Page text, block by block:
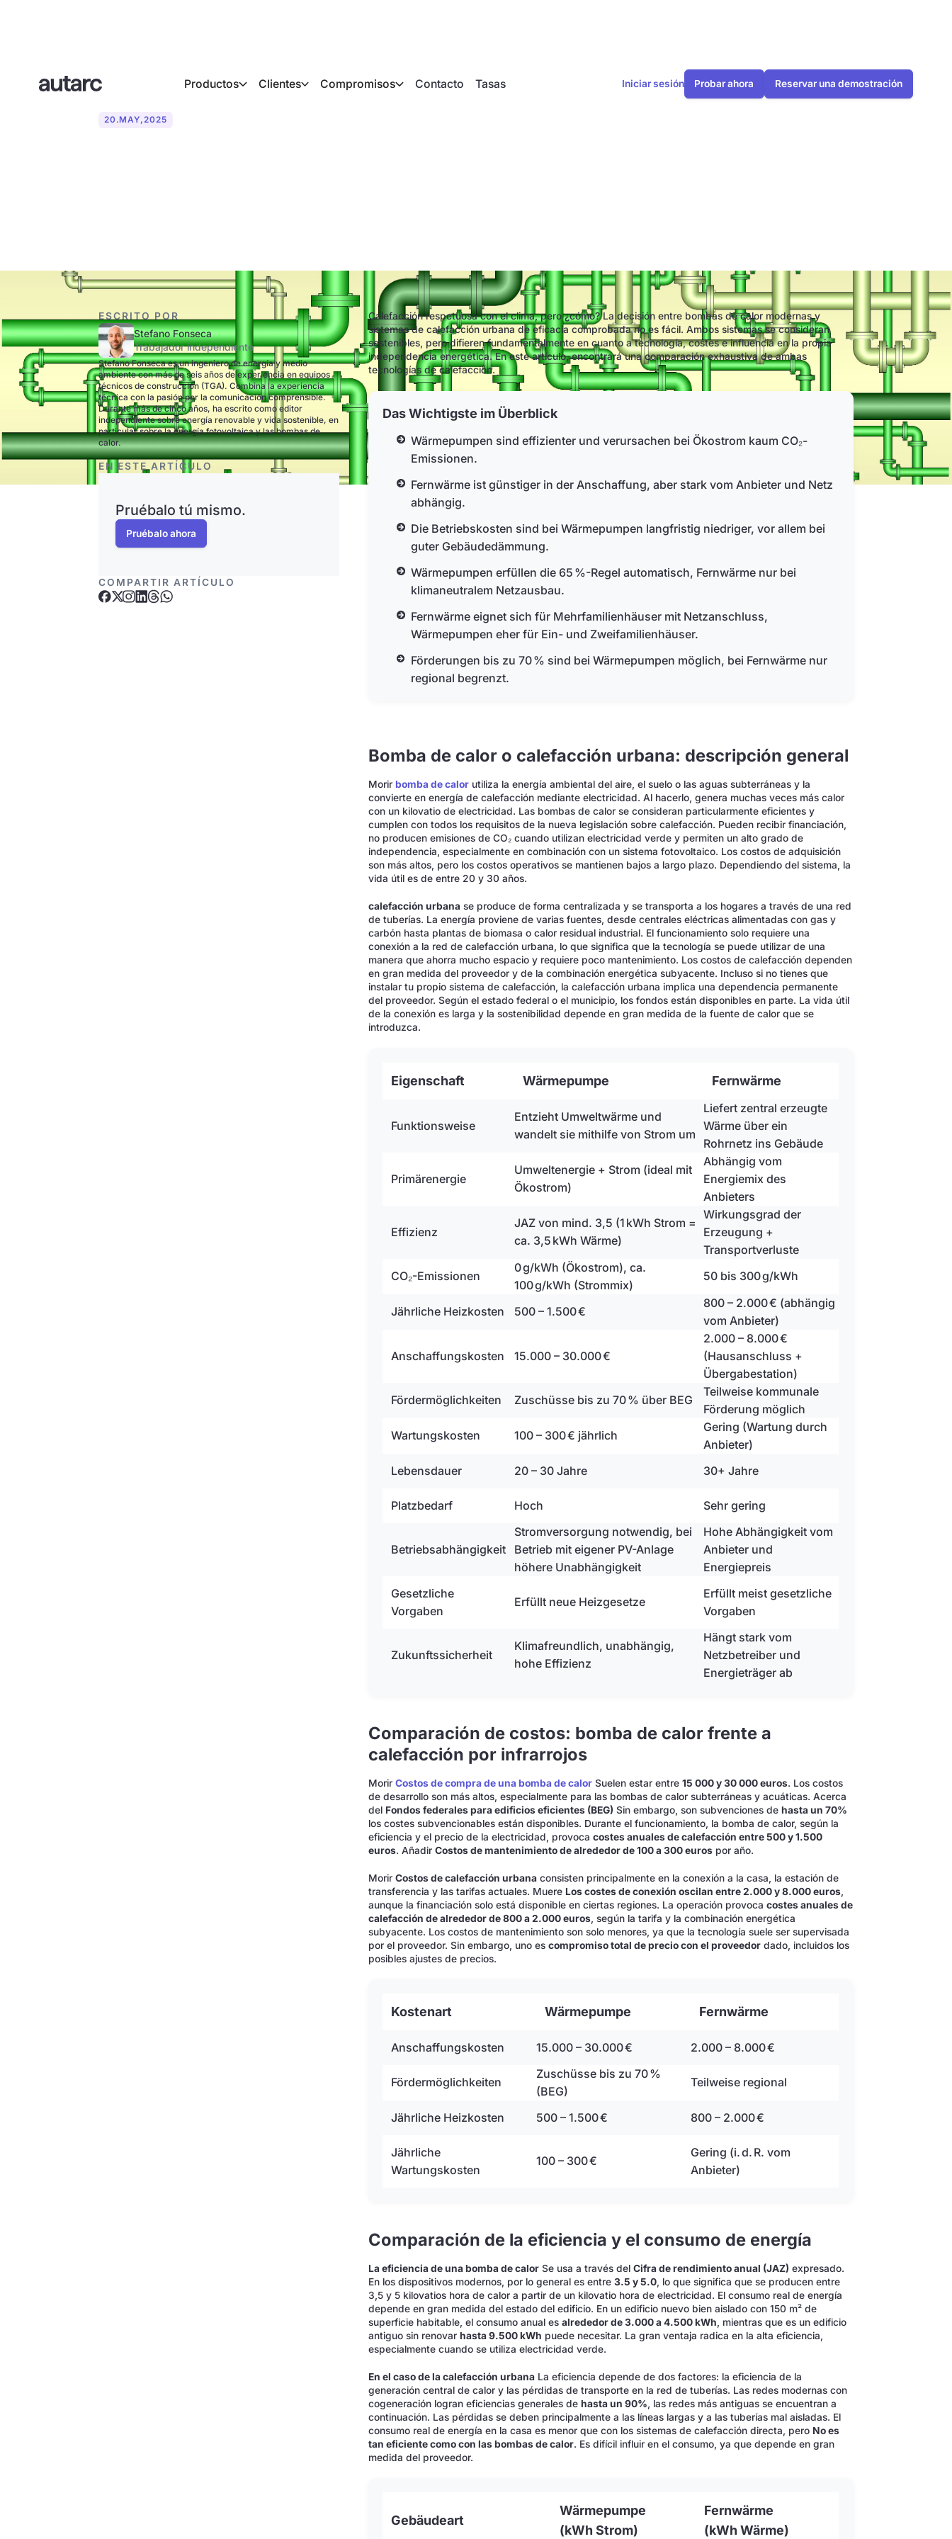
Productos Clientes Compromisos Contacto Tasas Iniciar sesión Probar ahora Reservar una demostración
20.MAY,2025
ESCRITO POR
Stefano Fonseca
Trabajador independiente
Stefano Fonseca es un ingeniero de energía y medio
ambiente con más de seis años de experiencia en equipos
técnicos de construcción (TGA). Combina la experiencia
técnica con la pasión por la comunicación comprensible.
Durante más de cinco años, ha escrito como editor
independiente sobre energía renovable y vida sostenible, en
particular sobre la energía fotovoltaica y las bombas de
calor.
EN ESTE ARTÍCULO
Pruébalo tú mismo.
Pruébalo ahora
COMPARTIR ARTÍCULO
Calefacción respetuosa con el clima, pero ¿cómo? La decisión entre bombas de calor modernas y
sistemas de calefacción urbana de eficacia comprobada no es fácil. Ambos sistemas se consideran
sostenibles, pero difieren fundamentalmente en cuanto a tecnología, costes e influencia en la propia
independencia energética. En este artículo, encontrará una comparación exhaustiva de ambas
tecnologías de calefacción.
Das Wichtigste im Überblick
Wärmepumpen sind effizienter und verursachen bei Ökostrom kaum CO₂-
Emissionen.
Fernwärme ist günstiger in der Anschaffung, aber stark vom Anbieter und Netz
abhängig.
Die Betriebskosten sind bei Wärmepumpen langfristig niedriger, vor allem bei
guter Gebäudedämmung.
Wärmepumpen erfüllen die 65 %-Regel automatisch, Fernwärme nur bei
klimaneutralem Netzausbau.
Fernwärme eignet sich für Mehrfamilienhäuser mit Netzanschluss,
Wärmepumpen eher für Ein- und Zweifamilienhäuser.
Förderungen bis zu 70 % sind bei Wärmepumpen möglich, bei Fernwärme nur
regional begrenzt.
Bomba de calor o calefacción urbana: descripción general
Morir bomba de calor utiliza la energía ambiental del aire, el suelo o las aguas subterráneas y la
convierte en energía de calefacción mediante electricidad. Al hacerlo, genera muchas veces más calor
con un kilovatio de electricidad. Las bombas de calor se consideran particularmente eficientes y
cumplen con todos los requisitos de la nueva legislación sobre calefacción. Pueden recibir financiación,
no producen emisiones de CO₂ cuando utilizan electricidad verde y permiten un alto grado de
independencia, especialmente en combinación con un sistema fotovoltaico. Los costos de adquisición
son más altos, pero los costos operativos se mantienen bajos a largo plazo. Dependiendo del sistema, la
vida útil es de entre 20 y 30 años.
calefacción urbana se produce de forma centralizada y se transporta a los hogares a través de una red
de tuberías. La energía proviene de varias fuentes, desde centrales eléctricas alimentadas con gas y
carbón hasta plantas de biomasa o calor residual industrial. El funcionamiento solo requiere una
conexión a la red de calefacción urbana, lo que significa que la tecnología se puede utilizar de una
manera que ahorra mucho espacio y requiere poco mantenimiento. Los costos de calefacción dependen
en gran medida del proveedor y de la combinación energética subyacente. Incluso si no tienes que
instalar tu propio sistema de calefacción, la calefacción urbana implica una dependencia permanente
del proveedor. Según el estado federal o el municipio, los fondos están disponibles en parte. La vida útil
de la conexión es larga y la sostenibilidad depende en gran medida de la fuente de calor que se
introduzca.
Eigenschaft Wärmepumpe Fernwärme
Funktionsweise
Entzieht Umweltwärme und
wandelt sie mithilfe von Strom um
Liefert zentral erzeugte
Wärme über ein
Rohrnetz ins Gebäude
Primärenergie
Umweltenergie + Strom (ideal mit
Ökostrom)
Abhängig vom
Energiemix des
Anbieters
Effizienz
JAZ von mind. 3,5 (1 kWh Strom =
ca. 3,5 kWh Wärme)
Wirkungsgrad der
Erzeugung +
Transportverluste
CO₂-Emissionen
0 g/kWh (Ökostrom), ca.
100 g/kWh (Strommix)
50 bis 300 g/kWh
Jährliche Heizkosten 500 – 1.500 €
800 – 2.000 € (abhängig
vom Anbieter)
Anschaffungskosten 15.000 – 30.000 €
2.000 – 8.000 €
(Hausanschluss +
Übergabestation)
Fördermöglichkeiten
Zuschüsse bis zu 70 % über BEG
Teilweise kommunale
Förderung möglich
Wartungskosten
100 – 300 € jährlich
Gering (Wartung durch
Anbieter)
Lebensdauer
20 – 30 Jahre 30+ Jahre
Platzbedarf Hoch Sehr gering
Betriebsabhängigkeit
Stromversorgung notwendig, bei
Betrieb mit eigener PV-Anlage
höhere Unabhängigkeit
Hohe Abhängigkeit vom
Anbieter und
Energiepreis
Gesetzliche
Vorgaben
Erfüllt neue Heizgesetze
Erfüllt meist gesetzliche
Vorgaben
Zukunftssicherheit
Klimafreundlich, unabhängig,
hohe Effizienz
Hängt stark vom
Netzbetreiber und
Energieträger ab
Comparación de costos: bomba de calor frente a
calefacción por infrarrojos
MorirCostos de compra de una bomba de calor Suelen estar entre15 000 y 30 000 euros. Los costos
de desarrollo son más altos, especialmente para las bombas de calor subterráneas y acuáticas. Acerca
del Fondos federales para edificios eficientes (BEG) Sin embargo, son subvenciones dehasta un 70%
los costes subvencionables están disponibles. Durante el funcionamiento, la bomba de calor, según la
eficiencia y el precio de la electricidad, provocacostes anuales de calefacción entre 500 y 1.500
euros. AñadirCostos de mantenimiento de alrededor de 100 a 300 euros por año.
MorirCostos de calefacción urbana consisten principalmente en la conexión a la casa, la estación de
transferencia y las tarifas actuales. Muere Los costes de conexión oscilan entre 2.000 y 8.000 euros
aunque la financiación solo está disponible en ciertas regiones. La operación provocacostes anuales de
calefacción de alrededor de 800 a 2.000 euros , según la tarifa y la combinación energética
subyacente. Los costos de mantenimiento son solo menores, ya que la tecnología suele ser supervisada
por el proveedor. Sin embargo, uno escompromiso total de precio con el proveedor dado, incluidos los
posibles ajustes de precios.
Kostenart Wärmepumpe Fernwärme
Anschaffungskosten 15.000 – 30.000 € 2.000 – 8.000 €
Fördermöglichkeiten
Zuschüsse bis zu 70 %
(BEG)
Teilweise regional
Jährliche Heizkosten 500 – 1.500 € 800 – 2.000 €
Jährliche
Wartungskosten
100 – 300 €
Gering (i. d. R. vom
Anbieter)
Comparación de la eficiencia y el consumo de energía
La eficiencia de una bomba de calor Se usa a través delCifra de rendimiento anual (JAZ) expresado.
En los dispositivos modernos, por lo general es entre3.5 y 5.0 , lo que significa que se producen entre
3,5 y 5 kilovatios hora de calor a partir de un kilovatio hora de electricidad. El consumo real de energía
depende en gran medida del estado del edificio. En un edificio nuevo bien aislado con 150 m² de
superficie habitable, el consumo anual esalrededor de 3.000 a 4.500 kWh , mientras que es un edificio
antiguo sin renovarhasta 9.500 kWh puede necesitar. La gran ventaja radica en la alta eficiencia,
especialmente cuando se utiliza electricidad verde.
En el caso de la calefacción urbana La eficiencia depende de dos factores: la eficiencia de la
generación central de calor y las pérdidas de transporte en la red de tuberías. Las redes modernas con
cogeneración logran eficiencias generales dehasta un 90% , las redes más antiguas se encuentran a
continuación. Las pérdidas se deben principalmente a las líneas largas y a las tuberías mal aisladas. El
consumo real de energía en la casa es menor que con los sistemas de calefacción directa, pero No es
tan eficiente como con las bombas de calor. Es difícil influir en el consumo, ya que depende en gran
medida del proveedor.
Gebäudeart
Wärmepumpe
(kWh Strom)
Fernwärme
(kWh Wärme)